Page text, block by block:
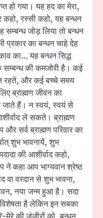
हो गया। यह हद का मेरा,
कहो, रस्सी कहो, यह बन्धन
जोड़ लिया तो बन्धन
प्रकार का बन्धन चाहे देह
का… यह बन्धन सिद्ध
सम्बन्ध की कमजोरी है। कई
रहते, और कई बच्चे समय
ब्राह्मण जीवन का
जाते हैं। न स्वयं, स्वयं से
ले सकते। ब्राह्मण
और सर्व ब्राह्मण परिवार का
शुभ भावनायें, शुभ
की आशीर्वाद कहो,
ने कहा आप भाग्यवान श्रेष्ठ
वा वरदान से शुभ भावना,
नया जन्म हुआ है। सदा
है लेकिन इन सबका